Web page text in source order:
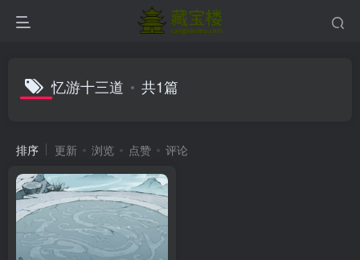
忆游十三道 共1篇
排序 更新 浏览 点赞 评论